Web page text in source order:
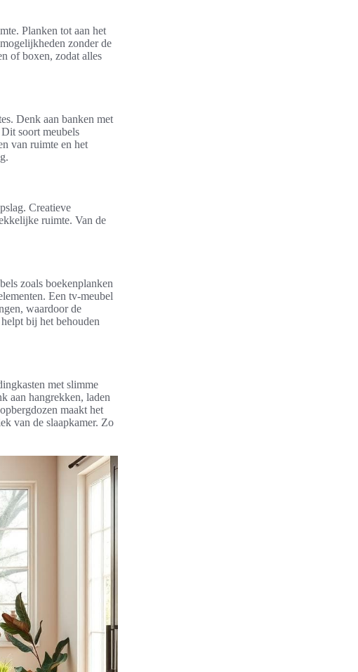
Planken tot aan het
zonder de
of boxen, zodat alles
Denk aan banken met
soort meubels
van ruimte en het
Creatieve
ruimte. Van de
zoals boekenplanken
Een tv-meubel
waardoor de
bij het behouden
met slimme
aan hangrekken, laden
maakt het
van de slaapkamer. Zo